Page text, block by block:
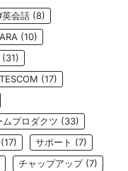
会話 (8)
(10)
(31)
TESCOM (17)
プロダクツ (33)
(17) サポート (7)
チャップアップ(7)